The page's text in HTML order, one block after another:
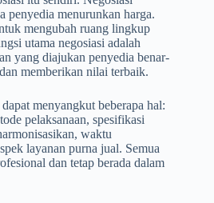
penyedia menurunkan harga.
mengubah ruang lingkup
utama negosiasi adalah
yang diajukan penyedia benar-
memberikan nilai terbaik.
menyangkut beberapa hal:
pelaksanaan, spesifikasi
waktu
layanan purna jual. Semua
dan tetap berada dalam